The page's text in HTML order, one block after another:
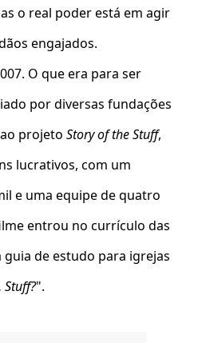
o real poder está em agir
engajados.
O que era para ser
por diversas fundações
projeto Story of the Stuff,
lucrativos, com um
e uma equipe de quatro
entrou no currículo das
de estudo para igrejas
Stuff?".